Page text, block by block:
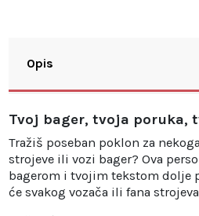
Opis
Tvoj bager, tvoja poruka,
Tražiš poseban poklon za
strojeve ili vozi bager? Ova
bagerom i tvojim tekstom dolje
će svakog vozača ili fana